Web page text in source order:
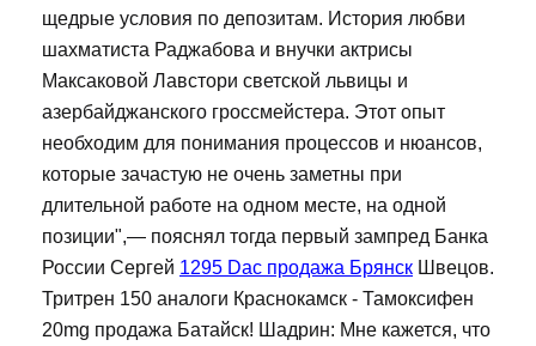
щедрые условия по депозитам. История любви
шахматиста Раджабова и внучки актрисы
Максаковой Лавстори светской львицы и
азербайджанского гроссмейстера. Этот опыт
необходим для понимания процессов и нюансов,
которые зачастую не очень заметны при
длительной работе на одном месте, на одной
позиции",— пояснял тогда первый зампред Банка
России Сергей 1295 Dac продажа Брянск Швецов.
Тритрен 150 аналоги Краснокамск - Тамоксифен
20mg продажа Батайск! Шадрин: Мне кажется, что